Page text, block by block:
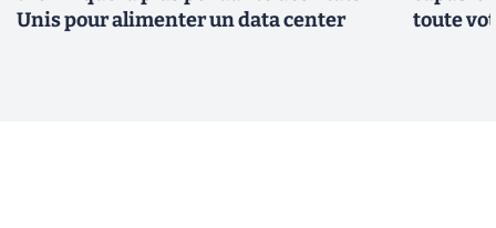
Unis pour alimenter un data center
toute